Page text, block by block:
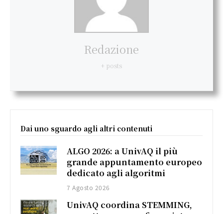
Redazione
+ posts
Dai uno sguardo agli altri contenuti
ALGO 2026: a UnivAQ il più
grande appuntamento europeo
dedicato agli algoritmi
7 Agosto 2026
UnivAQ coordina STEMMING,